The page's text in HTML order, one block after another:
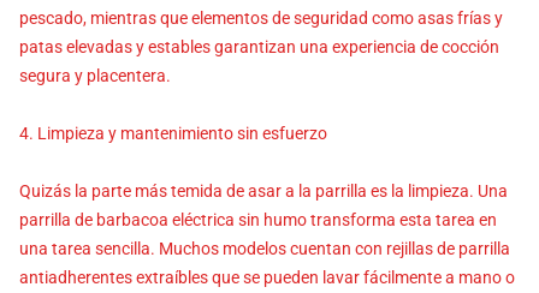
pescado, mientras que elementos de seguridad como asas frías y
patas elevadas y estables garantizan una experiencia de cocción
segura y placentera.
4. Limpieza y mantenimiento sin esfuerzo
Quizás la parte más temida de asar a la parrilla es la limpieza. Una
parrilla de barbacoa eléctrica sin humo transforma esta tarea en
una tarea sencilla. Muchos modelos cuentan con rejillas de parrilla
antiadherentes extraíbles que se pueden lavar fácilmente a mano o